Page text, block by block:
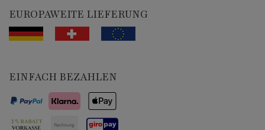
EUROPAWEITE LIEFERUNG
EINFACH BEZAHLEN